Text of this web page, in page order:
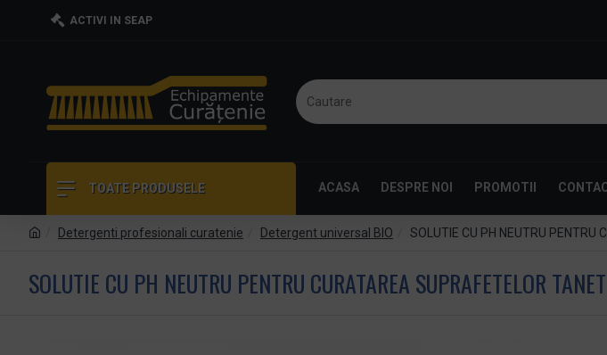
ACTIVI IN SEAP
TOATE PRODUSELE ACASA DESPRE NOI PROMOTII
Detergenti profesionali curatenie Detergent universal BIO SOLUTIE CU PH NEUTRU PENTRU
SOLUTIE CU PH NEUTRU PENTRU CURATAREA SUPRAFETELOR